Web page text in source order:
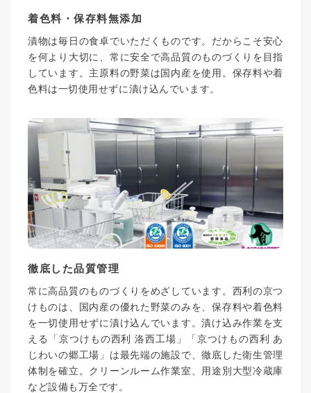
着色料・保存料無添加
漬物は毎日の食卓でいただくものです。だからこそ安心
を何より大切に、常に安全で高品質のものづくりを目指
しています。主原料の野菜は国内産を使用。保存料や着
色料は一切使用せずに漬け込んでいます。
徹底した品質管理
常に高品質のものづくりをめざしています。西利の京つ
けものは、国内産の優れた野菜のみを、保存料や着色料
を一切使用せずに漬け込んでいます。漬け込み作業を支
える「京つけもの西利 洛西工場」「京つけもの西利 あ
じわいの郷工場」は最先端の施設で、徹底した衛生管理
体制を確立。クリーンルーム作業室、用途別大型冷蔵庫
など設備も万全です。